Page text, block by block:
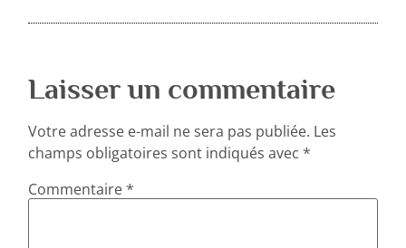
Laisser un commentaire
Votre adresse e-mail ne sera pas publiée. Les
champs obligatoires sont indiqués avec*
Commentaire*